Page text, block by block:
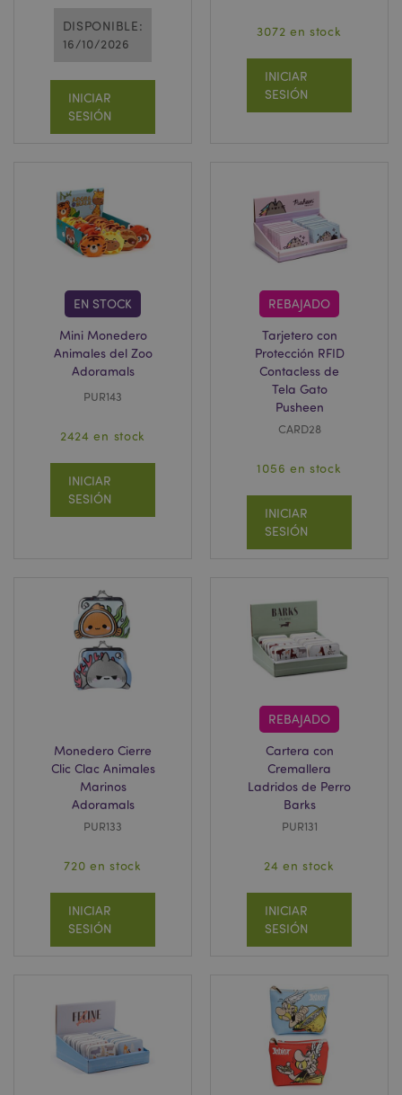
DISPONIBLE:
16/10/2026
INICIAR
SESIÓN
3072 en stock
INICIAR
SESIÓN
EN STOCK
Mini Monedero
Animales del Zoo
Adoramals
PUR143
2424 en stock
INICIAR
SESIÓN
REBAJADO
Tarjetero con
Protección RFID
Contacless de
Tela Gato
Pusheen
CARD28
1056 en stock
INICIAR
SESIÓN
Monedero Cierre
Clic Clac Animales
Marinos
Adoramals
PUR133
720 en stock
INICIAR
SESIÓN
REBAJADO
Cartera con
Cremallera
Ladridos de Perro
Barks
PUR131
24 en stock
INICIAR
SESIÓN